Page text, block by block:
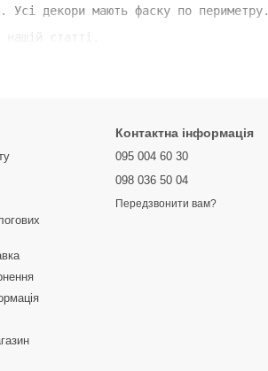
Усі декори мають фаску по периметру.
статті.
Контактна інформація
095 004 60 30
098 036 50 04
Передзвонити вам?